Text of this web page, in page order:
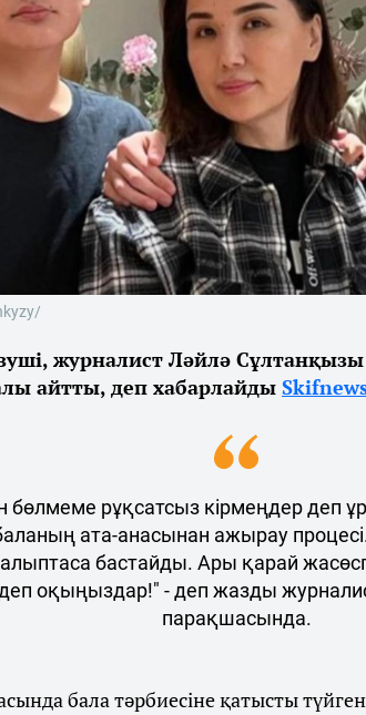
журналист Ләйлә
айтты, деп хабарлайды
бөлмеме рұқсатсыз кірмеңдер деп
ата-анасынан ажырау
бастайды. Ары қарай
деп оқыңыздар!" - деп жазды
парақшасында.
бала тәрбиесіне қатысты